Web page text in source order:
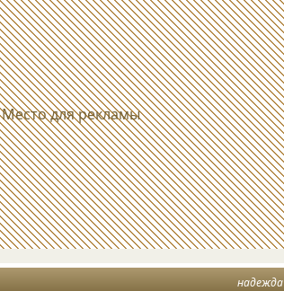
Место для рекламы
надежда